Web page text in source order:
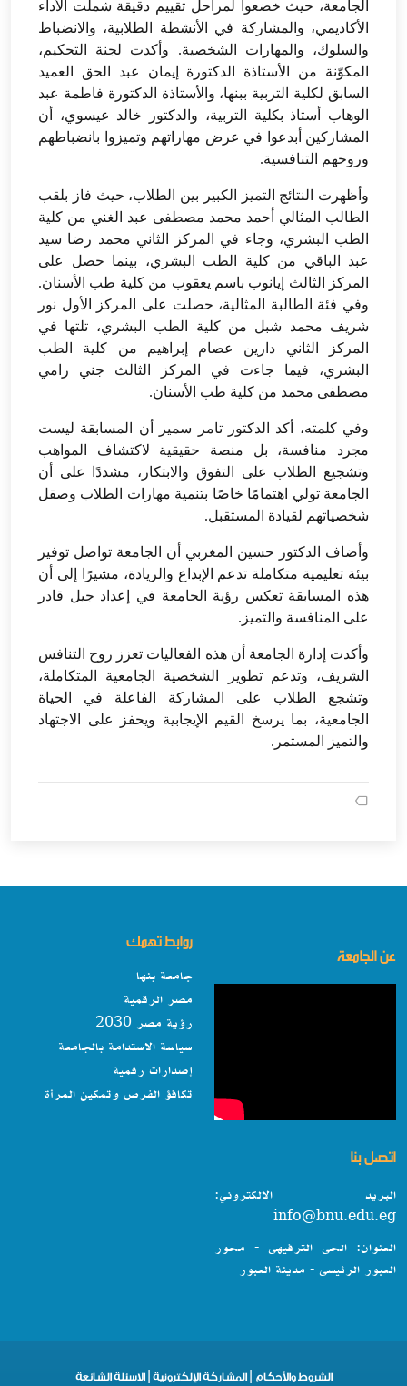
الجامعة، حيث خضعوا لمراحل تقييم دقيقة شملت الأداء
الأكاديمي، والمشاركة في الأنشطة الطلابية، والانضباط
والسلوك، والمهارات الشخصية. وأكدت لجنة التحكيم،
المكوّنة من الأستاذة الدكتورة إيمان عبد الحق العميد
السابق لكلية التربية ببنها، والأستاذة الدكتورة فاطمة عبد
الوهاب أستاذ بكلية التربية، والدكتور خالد عيسوي، أن
المشاركين أبدعوا في عرض مهاراتهم وتميزوا بانضباطهم
وروحهم التنافسية.
وأظهرت النتائج التميز الكبير بين الطلاب، حيث فاز بلقب
الطالب المثالي أحمد محمد مصطفى عبد الغني من كلية
الطب البشري، وجاء في المركز الثاني محمد رضا سيد
عبد الباقي من كلية الطب البشري، بينما حصل على
المركز الثالث إيانوب باسم يعقوب من كلية طب الأسنان.
وفي فئة الطالبة المثالية، حصلت على المركز الأول نور
شريف محمد شبل من كلية الطب البشري، تلتها في
المركز الثاني دارين عصام إبراهيم من كلية الطب
البشري، فيما جاءت في المركز الثالث جني رامي
مصطفى محمد من كلية طب الأسنان.
وفي كلمته، أكد الدكتور تامر سمير أن المسابقة ليست
مجرد منافسة، بل منصة حقيقية لاكتشاف المواهب
وتشجيع الطلاب على التفوق والابتكار، مشددًا على أن
الجامعة تولي اهتمامًا خاصًا بتنمية مهارات الطلاب وصقل
شخصياتهم لقيادة المستقبل.
وأضاف الدكتور حسين المغربي أن الجامعة تواصل توفير
بيئة تعليمية متكاملة تدعم الإبداع والريادة، مشيرًا إلى أن
هذه المسابقة تعكس رؤية الجامعة في إعداد جيل قادر
على المنافسة والتميز.
وأكدت إدارة الجامعة أن هذه الفعاليات تعزز روح التنافس
الشريف، وتدعم تطوير الشخصية الجامعية المتكاملة،
وتشجع الطلاب على المشاركة الفاعلة في الحياة
الجامعية، بما يرسخ القيم الإيجابية ويحفز على الاجتهاد
والتميز المستمر.
عن الجامعة
روابط تهمك
جامعة بنها
مصر الرقمية
رؤية مصر 2030
سياسة الاستدامة بالجامعة
إصدارات رقمية
تكافؤ الفرص وتمكين المرأة
اتصل بنا
البريد الالكتروني:
info@bnu.edu.eg
العنوان: الحى الترفيهى - محور
العبور الرئيسى - مدينة العبور
الشروط والأحكام |المشاركة الإلكترونية |الاسئلة الشائعة